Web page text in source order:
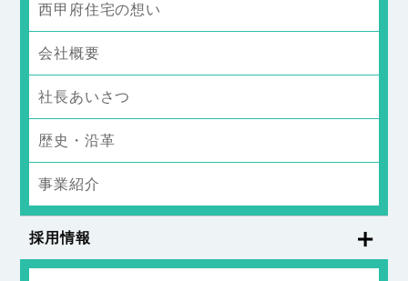
西甲府住宅の想い
会社概要
社長あいさつ
歴史・沿革
事業紹介
採用情報